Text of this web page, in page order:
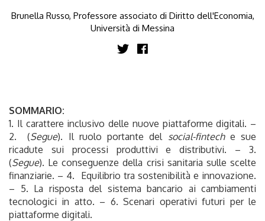
Brunella Russo, Professore associato di Diritto dell'Economia,
Università di Messina
SOMMARIO:
1. Il carattere inclusivo delle nuove piattaforme digitali. –
2. (Segue). Il ruolo portante del social-finteche sue
ricadute sui processi produttivi e distributivi. – 3.
(Segue). Le conseguenze della crisi sanitaria sulle scelte
finanziarie. – 4. Equilibrio tra sostenibilità e innovazione.
– 5. La risposta del sistema bancario ai cambiamenti
tecnologici in atto. – 6. Scenari operativi futuri per le
piattaforme digitali.